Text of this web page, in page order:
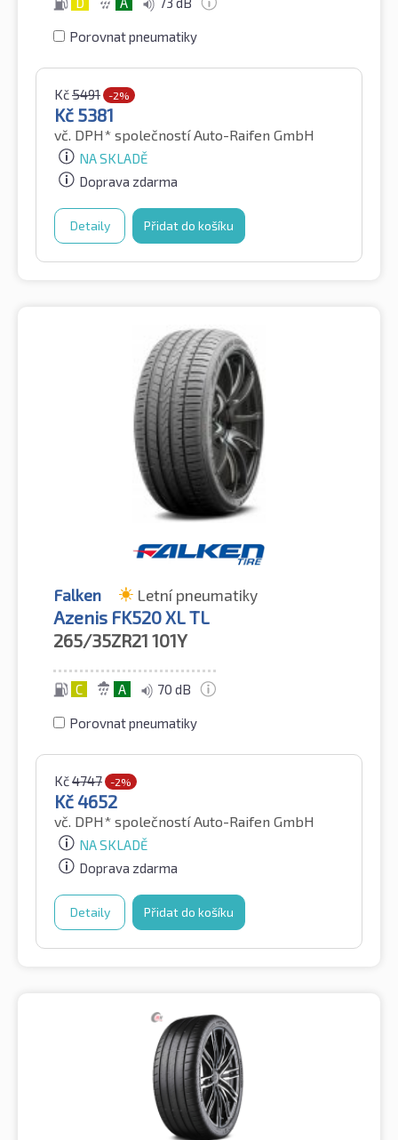
Porovnat pneumatiky
Kč5491 -2%
Kč 5381
vč. DPH* společností Auto-Raifen GmbH
NA SKLADĚ
Doprava zdarma
Detaily Přidat do košíku
Falken Letní pneumatiky
Azenis FK520 XL TL
265/35ZR21 101Y
C A 70 dB
Porovnat pneumatiky
Kč4747 -2%
Kč4652
vč. DPH* společností Auto-Raifen GmbH
NA SKLADĚ
Doprava zdarma
Detaily Přidat do košíku